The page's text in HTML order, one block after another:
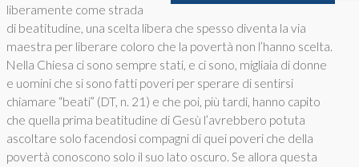
liberamente come strada
di beatitudine, una scelta libera che spesso diventa la via
maestra per liberare coloro che la povertà non l’hanno scelta.
Nella Chiesa ci sono sempre stati, e ci sono, migliaia di donne
e uomini che si sono fatti poveri per sperare di sentirsi
chiamare “beati” (DT, n. 21) e che poi, più tardi, hanno capito
che quella prima beatitudine di Gesù l’avrebbero potuta
ascoltare solo facendosi compagni di quei poveri che della
povertà conoscono solo il suo lato oscuro. Se allora questa